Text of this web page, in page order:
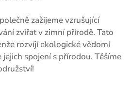
zažijeme vzrušující
zvířat v zimní přírodě. Tato
rozvíjí ekologické vědomí
spojení s přírodou. Těšíme